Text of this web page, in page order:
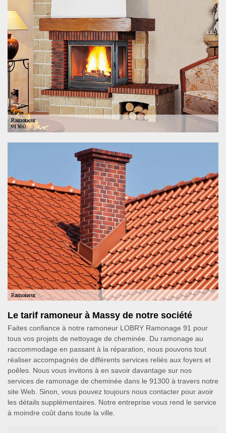
Le tarif ramoneur à Massy de notre société
Faites confiance à notre ramoneur LOBRY Ramonage 91 pour
tous vos projets de nettoyage de cheminée. Du ramonage au
raccommodage en passant à la réparation, nous pouvons tout
réaliser accompagnés de différents services reliés aux foyers et
poêles. Nous vous invitons à en savoir davantage sur nos
services de ramonage de cheminée dans le 91300 à travers notre
site Web. Sinon, vous pouvez toujours nous contacter pour avoir
les détails supplémentaires. Notre entreprise vous rend le service
à moindre coût dans toute la ville.